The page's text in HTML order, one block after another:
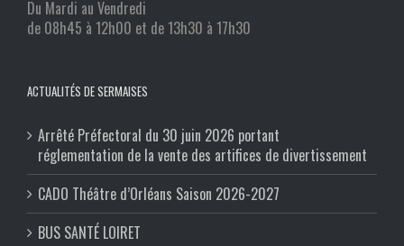
Du Mardi au Vendredi
de 08h45 à 12h00 et de 13h30 à 17h30
ACTUALITÉS DE SERMAISES
Arrêté Préfectoral du 30 juin 2026 portant
réglementation de la vente des artifices de divertissement
CADO Théâtre d’Orléans Saison 2026-2027
BUS SANTÉ LOIRET